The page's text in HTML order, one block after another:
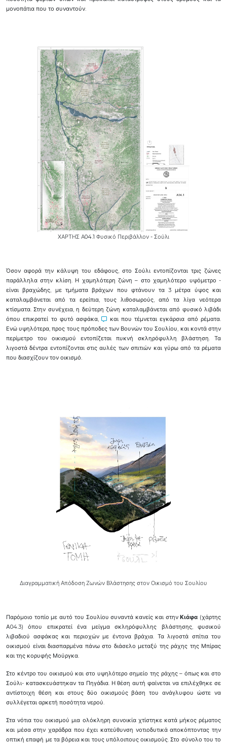
μονοπάτια που το συναντούν.
ΧΑΡΤΗΣ Α04.1 Φυσικό Περιβάλλον - Σούλι
Όσον αφορά την κάλυψη του εδάφους, στο Σούλι εντοπίζονται τρις ζώνες
παράλληλα στην κλίση. Η χαμηλότερη ζώνη – στο χαμηλότερο υψόμετρο -
είναι βραχώδης, με τμήματα βράχων που φτάνουν τα 3 μέτρα ύψος και
καταλαμβάνεται από τα ερείπια, τους λιθοσωρούς, από τα λίγα νεότερα
κτίσματα. Στην συνέχεια, η δεύτερη ζώνη καταλαμβάνεται από φυσικό λιβάδι
όπου επικρατεί το φυτό ασφάκα,
και που τέμνεται εγκάρσια από ρέματα.
Ενώ υψηλότερα, προς τους πρόποδες των Βουνών του Σουλίου, και κοντά στην
περίμετρο του οικισμού εντοπίζεται πυκνή σκληρόφυλλη βλάστηση. Τα
λιγοστά δέντρα εντοπίζονται στις αυλές των σπιτιών και γύρω από τα ρέματα
που διασχίζουν τον οικισμό.
Διαγραμματική Απόδοση Ζωνών Βλάστησης στον Οικισμό του Σουλίου
Παρόμοιο τοπίο με αυτό του Σουλίου συναντά κανείς και στηνΚιάφα (χάρτης
Α04.3) όπου επικρατεί ένα μείγμα σκληρόφυλλης βλάστησης, φυσικού
λιβαδιού ασφάκας και περιοχών με έντονα βράχια. Τα λιγοστά σπίτια του
οικισμού είναι διασπαρμένα πάνω στο διάσελο μεταξύ της ράχης της Μπίρας
και της κορυφής Μούργκα.
Στο κέντρο του οικισμού και στο υψηλότερο σημείο της ράχης – όπως και στο
Σούλι- κατασκευάστηκαν τα Πηγάδια. Η θέση αυτή φαίνεται να επιλέχθηκε σε
αντίστοιχη θέση και στους δύο οικισμούς βάση του ανάγλυφου ώστε να
συλλέγεται αρκετή ποσότητα νερού.
Στα νότια του οικισμού μια ολόκληρη συνοικία χτίστηκε κατά μήκος ρέματος
και μέσα στην χαράδρα που έχει κατεύθυνση νοτιοδυτικά αποκόπτοντας την
οπτική επαφή με τα βόρεια και τους υπόλοιπους οικισμούς. Στο σύνολο του το